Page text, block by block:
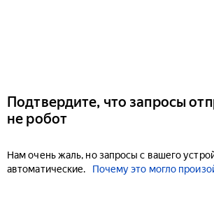
Подтвердите, что запросы
не робот
Нам очень жаль, но запросы с вашего
автоматические.
Почему это могло